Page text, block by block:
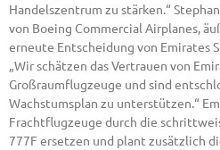
Handelszentrum zu stärken.“
von Boeing Commercial Airplanes,
erneute Entscheidung von Emirates
„Wir schätzen das Vertrauen von
Großraumflugzeuge und sind
Wachstumsplan zu unterstützen.“
Frachtflugzeuge durch die
777F ersetzen und plant zusätzlich